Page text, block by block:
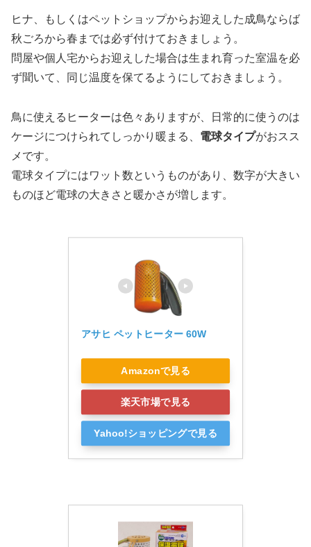
ヒナ、もしくはペットショップからお迎えした成鳥ならば
秋ごろから春までは必ず付けておきましょう。
問屋や個人宅からお迎えした場合は生まれ育った室温を必
ず聞いて、同じ温度を保てるようにしておきましょう。
鳥に使えるヒーターは色々ありますが、日常的に使うのは
ケージにつけられてしっかり暖まる、 電球タイプがおスス
メです。
電球タイプにはワット数というものがあり、数字が大きい
ものほど電球の大きさと暖かさが増します。
アサヒ ペットヒーター 60W
Amazonで見る
楽天市場で見る
Yahoo!ショッピングで見る